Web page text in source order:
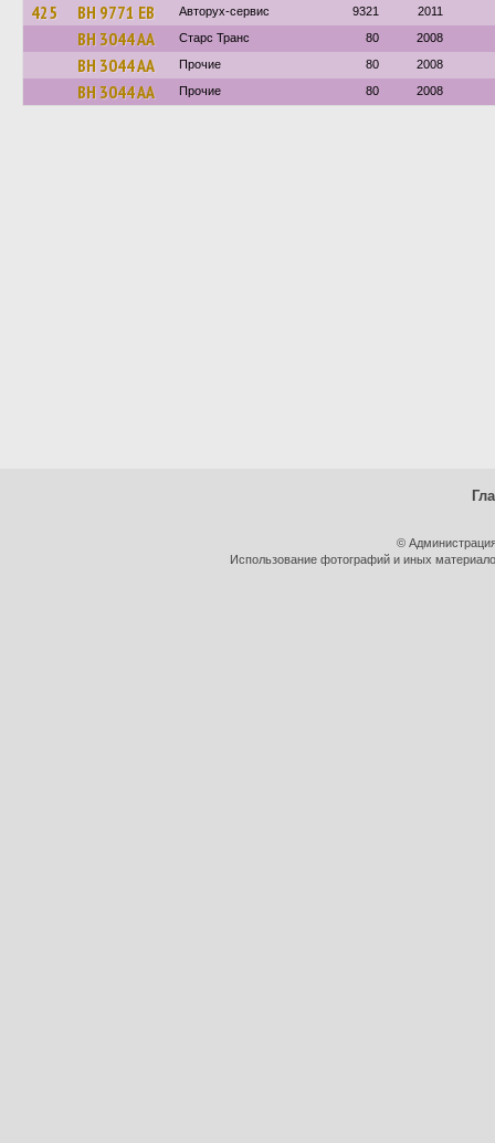
425 BH 9771 EB Авторух-сервис 9321 2011
BH 3044 AA Старс Транс 80 2008
BH 3044 AA Прочие 80 2008
BH 3044 AA Прочие 80 2008
©
Использование фотографий и иных